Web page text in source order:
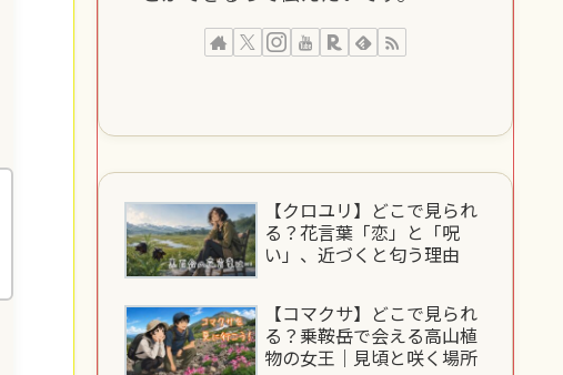
【クロユリ】どこで見られ
る？花言葉「恋」と「呪
い」、近づくと匂う理由
【コマクサ】どこで見られ
る？乗鞍岳で会える高山植
物の女王｜見頃と咲く場所